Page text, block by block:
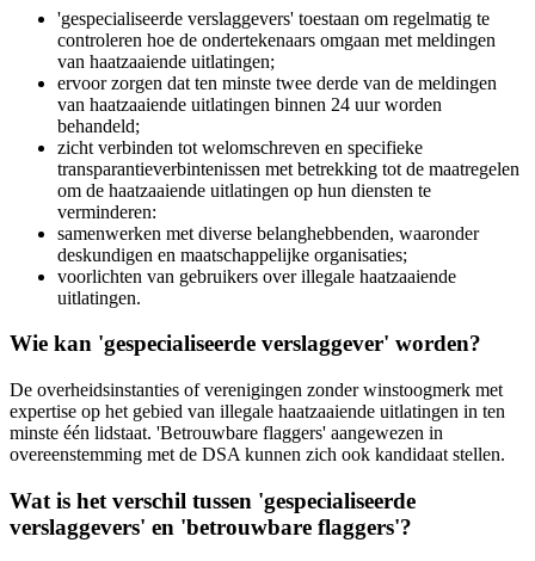
'gespecialiseerde verslaggevers' toestaan om regelmatig te
controleren hoe de ondertekenaars omgaan met meldingen
van haatzaaiende uitlatingen;
ervoor zorgen dat ten minste twee derde van de meldingen
van haatzaaiende uitlatingen binnen 24 uur worden
behandeld;
zicht verbinden tot welomschreven en specifieke
transparantieverbintenissen met betrekking tot de maatregelen
om de haatzaaiende uitlatingen op hun diensten te
verminderen:
samenwerken met diverse belanghebbenden, waaronder
deskundigen en maatschappelijke organisaties;
voorlichten van gebruikers over illegale haatzaaiende
uitlatingen.
Wie kan 'gespecialiseerde verslaggever' worden?
De overheidsinstanties of verenigingen zonder winstoogmerk met
expertise op het gebied van illegale haatzaaiende uitlatingen in ten
minste één lidstaat. 'Betrouwbare flaggers' aangewezen in
overeenstemming met de DSA kunnen zich ook kandidaat stellen.
Wat is het verschil tussen 'gespecialiseerde
verslaggevers' en 'betrouwbare flaggers'?